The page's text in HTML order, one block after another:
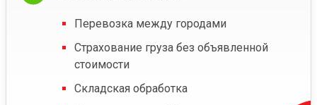
Перевозка между городами
Страхование груза без объявленной
стоимости
Складская обработка